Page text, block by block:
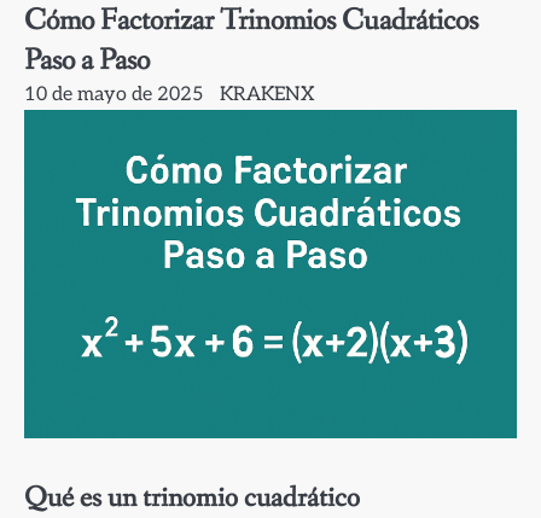
Cómo Factorizar Trinomios Cuadráticos
Paso a Paso
10 de mayo de 2025 KRAKENX
Qué es un trinomio cuadrático